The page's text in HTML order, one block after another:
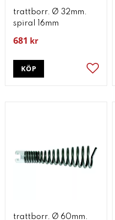
trattborr. Ø 32mm.
spiral 16mm
681 kr
Lägg
KÖP
trattborr. Ø 60mm.